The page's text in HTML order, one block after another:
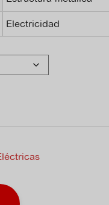
Electricidad